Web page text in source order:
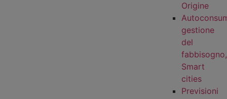
Origine
gestione
del
fabbisogno,
Smart
cities
Previsioni